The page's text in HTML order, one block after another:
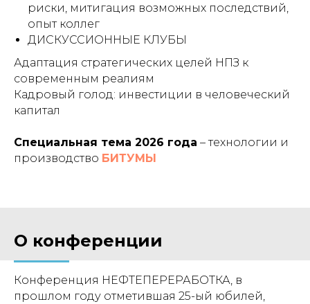
риски, митигация возможных последствий,
опыт коллег
ДИСКУССИОННЫЕ КЛУБЫ
Адаптация стратегических целей НПЗ к
современным реалиям
Кадровый голод: инвестиции в человеческий
капитал
Специальная тема 2026 года – технологии и
производство БИТУМЫ
О конференции
Конференция НЕФТЕПЕРЕРАБОТКА, в
прошлом году отметившая 25-ый юбилей,